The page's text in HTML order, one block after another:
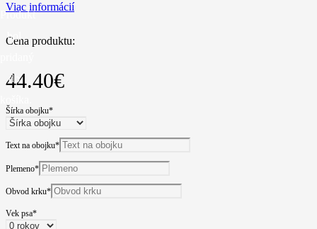
Produkt
bol
do
Viac informácií
Cena produktu:
44.40€
Šírka obojku*
Text na obojku*
Plemeno*
Obvod krku*
Vek psa*